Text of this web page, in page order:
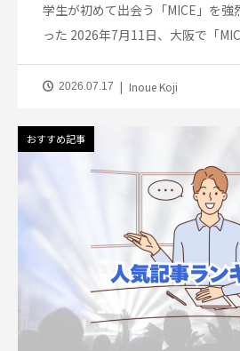
学生が初めて出会う「MICE」を強
った 2026年7月11日、大阪で「
2026.07.17 Inoue Koji
おすすめ記事